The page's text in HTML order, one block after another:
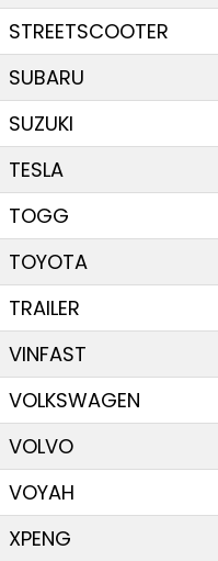
STREETSCOOTER
SUBARU
SUZUKI
TESLA
TOGG
TOYOTA
TRAILER
VINFAST
VOLKSWAGEN
VOLVO
VOYAH
XPENG